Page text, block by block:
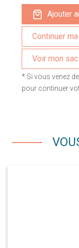
Ajouter
Voir mon sac
* Si vous venez
pour continuer